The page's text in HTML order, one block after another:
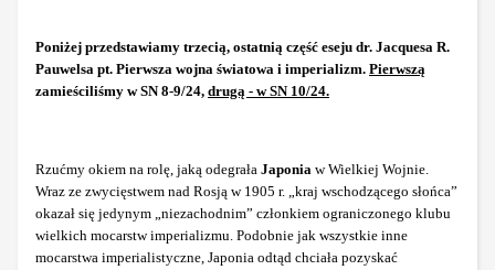
Poniżej przedstawiamy trzecią, ostatnią część eseju dr. Jacquesa R.
Pauwelsa pt. Pierwsza wojna światowa i imperializm. Pierwszą
zamieściliśmy w SN 8-9/24, drugą - w SN 10/24.
Rzućmy okiem na rolę, jaką odegrała Japonia w Wielkiej Wojnie.
Wraz ze zwycięstwem nad Rosją w 1905 r. „kraj wschodzącego słońca”
okazał się jedynym „niezachodnim” członkiem ograniczonego klubu
wielkich mocarstw imperializmu. Podobnie jak wszystkie inne
mocarstwa imperialistyczne, Japonia odtąd chciała pozyskać